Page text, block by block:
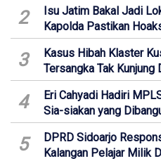
2
Isu Jatim Bakal Jadi
Kapolda Pastikan
3
Kasus Hibah Klaster
Tersangka Tak
4
Eri Cahyadi Hadiri
Sia-siakan yang
5
DPRD Sidoarjo
Kalangan Pelajar Milik